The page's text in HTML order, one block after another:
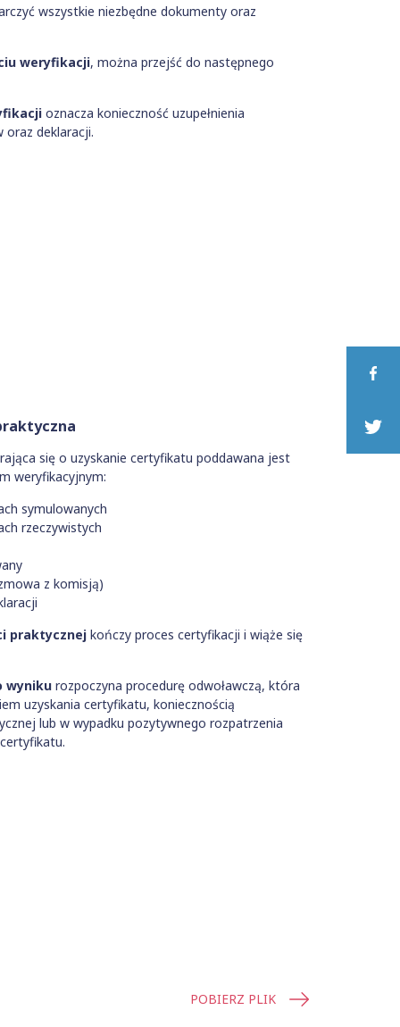
wszystkie niezbędne dokumenty oraz
weryfikacji, można przejść do następnego
oznacza konieczność uzupełnienia
oraz deklaracji.
się o uzyskanie certyfikatu poddawana jest
weryfikacyjnym:
symulowanych
rzeczywistych
z komisją)
praktycznej kończy proces certyfikacji i wiąże się
wyniku rozpoczyna procedurę odwoławczą, która
uzyskania certyfikatu, koniecznością
lub w wypadku pozytywnego rozpatrzenia
POBIERZ PLIK